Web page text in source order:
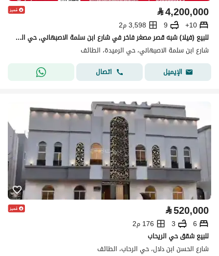
⃁4,200,000
10+
9
3,598 م2
للبيع (فيلا) شبه قصر مصغر فاخر في شارع ابن سلمة الاصبهاني, حي الرميدة, مدينة الطائف, منطقة مكة المكرمة
شارع ابن سلمة الاصبهاني، حي الرميدة، الطائف
الإيميل
اتصال
⃁520,000
6
3
176 م2
للبيع شقق حي الريحاب
شارع الحسن ابن دلال، حي الرحاب، الطائف